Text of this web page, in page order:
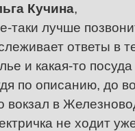
Кучина,
таки лучше
ответы в
и какая-то
по описанию, до
вокзал в
не ходит